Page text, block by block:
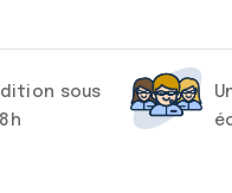
sous